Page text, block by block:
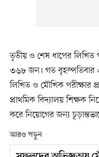
তৃতীয় ও শেষ ধাপের লিখিত
৩৬৮ জন। গত বৃহস্পতিবার
লিখিত ও মৌখিক পরীক্ষার
প্রাথমিক বিদ্যালয় শিক্ষক
করে নিয়োগের জন্য
আরও পড়ুন